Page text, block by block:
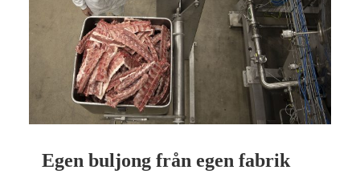
Egen buljong från egen fabrik